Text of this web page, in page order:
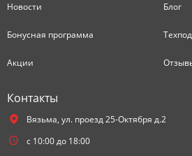
Новости Блог
Бонусная программа
Акции
Контакты
Вязьма, ул. проезд 25-Октября д.2
с 10:00 до 18:00